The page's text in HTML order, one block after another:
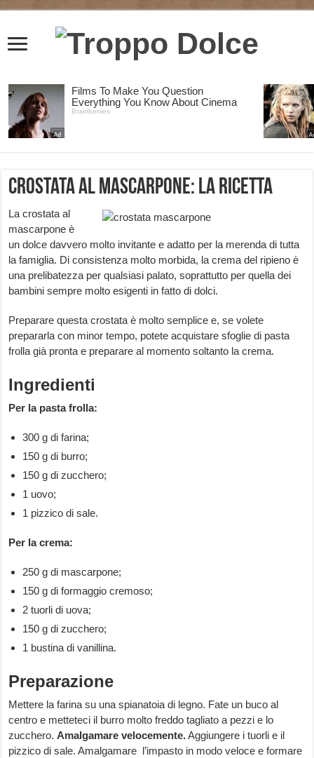
Crostata al Mascarpone: la Ricetta
La crostata al
mascarpone è
un dolce davvero molto invitante e adatto per la merenda di tutta
la famiglia. Di consistenza molto morbida, la crema del ripieno è
una prelibatezza per qualsiasi palato, soprattutto per quella dei
bambini sempre molto esigenti in fatto di dolci.
Preparare questa crostata è molto semplice e, se volete
prepararla con minor tempo, potete acquistare sfoglie di pasta
frolla già pronta e preparare al momento soltanto la crema.
Ingredienti
Per la pasta frolla:
300 g di farina;
150 g di burro;
150 g di zucchero;
1 uovo;
1 pizzico di sale.
Per la crema:
250 g di mascarpone;
150 g di formaggio cremoso;
2 tuorli di uova;
150 g di zucchero;
1 bustina di vanillina.
Preparazione
Mettere la farina su una spianatoia di legno. Fate un buco al
centro e metteteci il burro molto freddo tagliato a pezzi e lo
zucchero.Amalgamare velocemente.Aggiungere i tuorli e il
pizzico di sale. Amalgamare l’impasto in modo veloce e formare